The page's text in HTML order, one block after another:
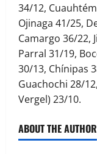
34/12,
Ojinaga 41/25,
Camargo 36/22,
Parral 31/19,
30/13, Chínipas
Guachochi 28/
Vergel) 23/10.
ABOUT THE AUTHOR